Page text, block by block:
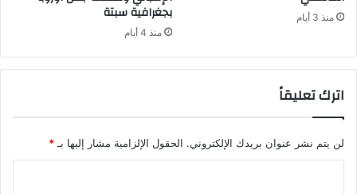
منذ 3 أيام بجغرافية سبتة
منذ 4 أيام
اترك تعليقاً
لن يتم نشر عنوان بريدك الإلكتروني. الحقول الإلزامية مشار إليها بـ *